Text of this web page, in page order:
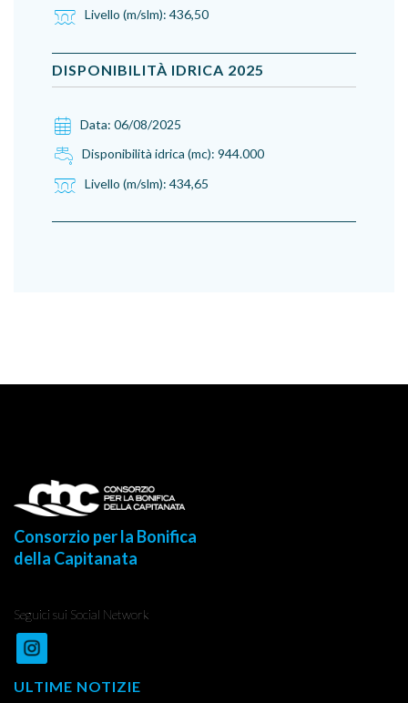
Livello (m/slm): 436,50
DISPONIBILITÀ IDRICA 2025
Data: 06/08/2025
Disponibilità idrica (mc): 944.000
Livello (m/slm): 434,65
Consorzio per la Bonifica
della Capitanata
Seguici sui Social Network
ULTIME NOTIZIE